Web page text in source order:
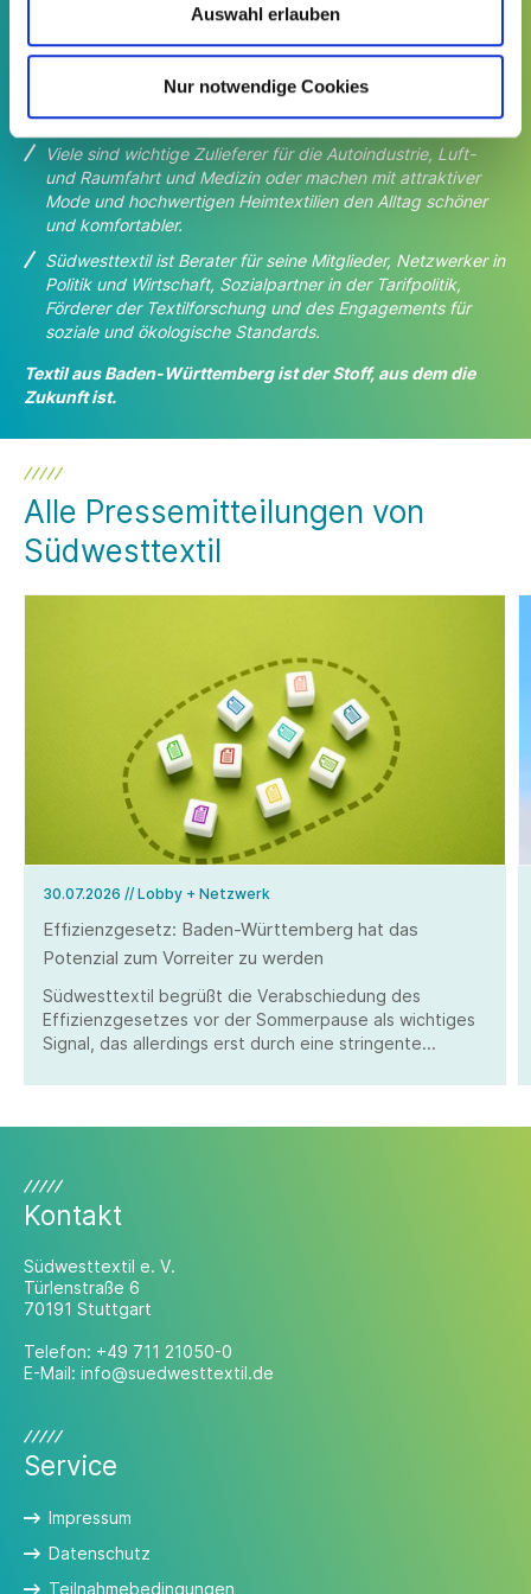
Auswahl erlauben
Nur notwendige Cookies
Textilien Weltmarktführer.
Südwesttextil vertritt die Interessen der Branche in Baden-
eine Gemeinschaft von rund 220 Unternehmen mit 7 Mrd.
Euro Umsatz und 24.000 Beschäftigten.
Viele sind wichtige Zulieferer für die Autoindustrie, Luft-
und Raumfahrt und Medizin oder machen mit attraktiver
Mode und hochwertigen Heimtextilien den Alltag schöner
und komfortabler.
Südwesttextil ist Berater für seine Mitglieder, Netzwerker in
Politik und Wirtschaft, Sozialpartner in der Tarifpolitik,
Förderer der Textilforschung und des Engagements für
soziale und ökologische Standards.
Textil aus Baden-Württemberg ist der Stoff, aus dem die
Zukunft ist.
Alle Pressemitteilungen von
Südwesttextil
30.07.2026 // Lobby + Netzwerk
Effizienzgesetz: Baden-Württemberg hat das
Potenzial zum Vorreiter zu werden
Südwesttextil begrüßt die Verabschiedung des
Effizienzgesetzes vor der Sommerpause als wichtiges
Signal, das allerdings erst durch eine stringente
Kontakt
Südwesttextil e. V.
Türlenstraße 6
70191 Stuttgart
Telefon: +49 711 21050-0
E-Mail: info@suedwesttextil.de
Service
Impressum
Datenschutz
Teilnahmebedingungen